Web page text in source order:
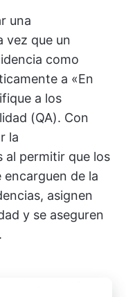
una
vez que un
como
a «En
a los
(QA). Con
la
al permitir que los
encarguen de la
asignen
y se aseguren